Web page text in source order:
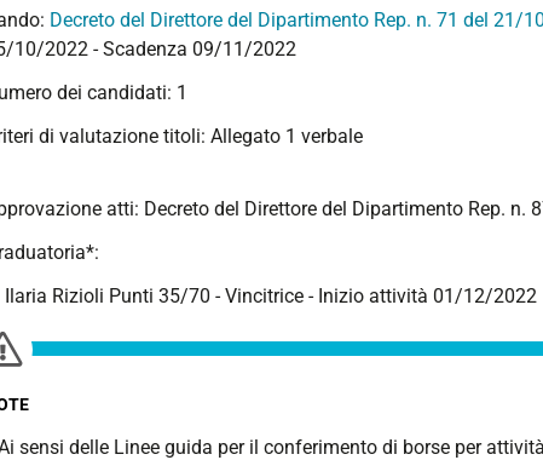
Decreto del Direttore del Dipartimento Rep. n. 71 del 21/
10/2022 - Scadenza 09/11/2022
dei candidati: 1
di valutazione titoli: Allegato 1 verbale
atti: Decreto del Direttore del Dipartimento Rep. n.
Ilaria Rizioli Punti 35/70 - Vincitrice - Inizio attività 01/12/2022
sensi delle Linee guida per il conferimento di borse per